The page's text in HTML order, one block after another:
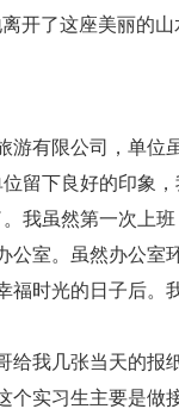
开了这座美丽的
有限公司，单位
留下良好的印象
我虽然第一次上
公室。虽然办公室
福时光的日子后。
给我几张当天的报
个实习生主要是做